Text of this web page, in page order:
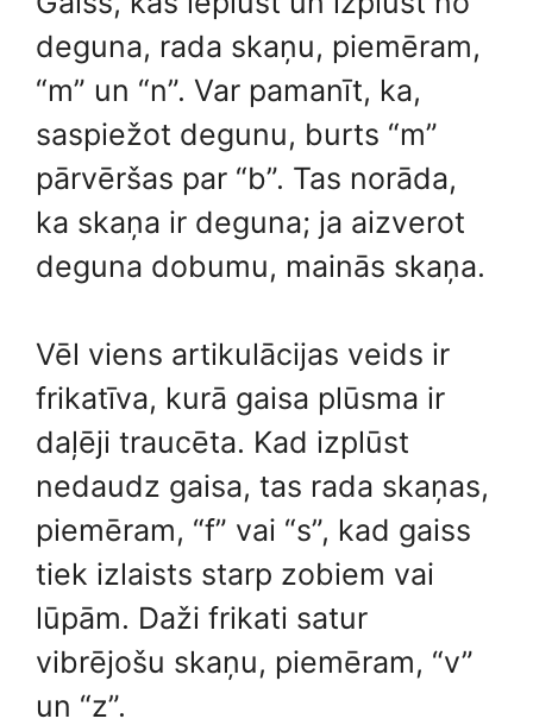
deguna, rada skaņu, piemēram,
“m” un “n”. Var pamanīt, ka,
saspiežot degunu, burts “m”
pārvēršas par “b”. Tas norāda,
ka skaņa ir deguna; ja aizverot
deguna dobumu, mainās skaņa.
Vēl viens artikulācijas veids ir
frikatīva, kurā gaisa plūsma ir
daļēji traucēta. Kad izplūst
nedaudz gaisa, tas rada skaņas,
piemēram, “f” vai “s”, kad gaiss
tiek izlaists starp zobiem vai
lūpām. Daži frikati satur
vibrējošu skaņu, piemēram, “v”
un “z”.